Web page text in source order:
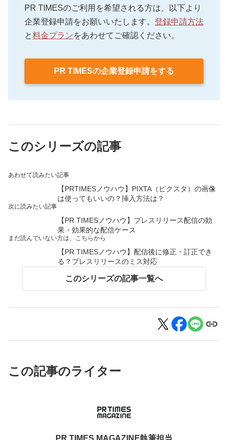
PR TIMESのご利用を希望される方は、以下より
企業登録申請をお願いいたします。 登録申請方法
と料金プランをあわせてご確認ください。
PR TIMESの企業登録申請をする
このシリーズの記事
あわせて読みたい記事
【PRTIMESノウハウ】PIXTA（ピクスタ）の画像
は使ってもいいの？挿入方法は？
次に読みたい記事
【PR TIMESノウハウ】プレスリリース配信の効
果・効果的な配信ケース
まだ読んでいない方は、こちらから
【PR TIMESノウハウ】配信後に修正・訂正でき
る？プレスリリースのミス対応
このシリーズの記事一覧へ
この記事のライター
PR TIMES MAGAZINE執筆担当